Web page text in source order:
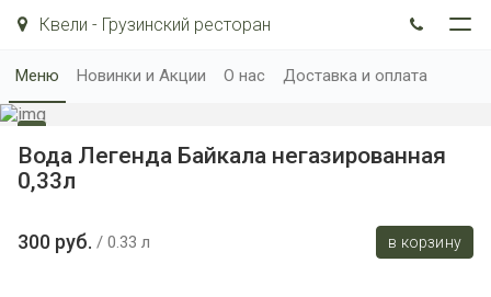
Квели - Грузинский ресторан
Меню Новинки и Акции О нас Доставка и оплата
Вода Легенда Байкала негазированная
0,33л
300 руб. 0.33 л в корзину